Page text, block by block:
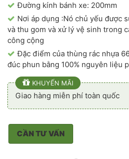
Đường kính bánh xe: 200mm
Nơi áp dụng :Nó chủ yếu được
và thu gom và xử lý vệ sinh trong
công cộng
Đặc điểm của thùng rác nhựa
đúc phun bằng 100% nguyên liệu
KHUYẾN MÃI
Giao hàng miễn phí toàn quốc
CẦN TƯ VẤN